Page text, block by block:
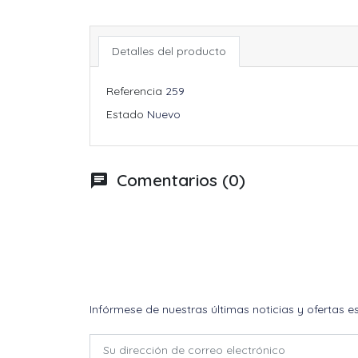
Detalles del producto
Referencia 259
Estado Nuevo
chat Comentarios (0)
Infórmese de nuestras últimas noticias y ofertas